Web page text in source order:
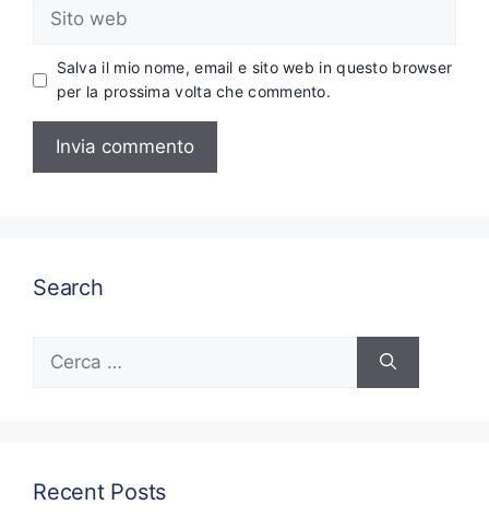
web
Salva il mio nome, email e sito web in questo browser
per la prossima volta che commento.
Search
per:
Recent Posts